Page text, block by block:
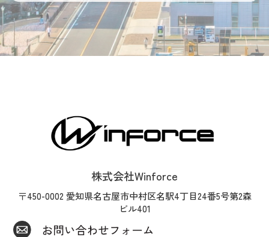
株式会社Winforce
〒450-0002 愛知県名古屋市中村区名駅4丁目24番5号第2森
ビル401